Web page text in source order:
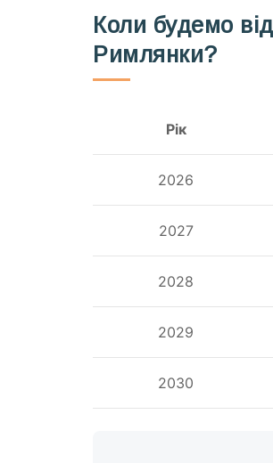
Коли будемо
Римлянки?
Рік
2026
2027
2028
2029
2030